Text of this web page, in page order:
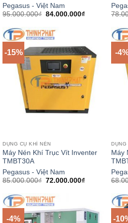
Pegasus - Việt Nam
95.000.000₫ Giá
95.000.000₫.
84.000.000₫Giá
84.000.000₫.
-15%
DỤNG CỤ KHÍ NÉN
Máy Nén Khí Trục Vít Inventer
TMBT30A
Pegasus - Việt Nam
85.000.000₫ Giá
85.000.000₫.
72.000.000₫Giá
72.000.000₫.
-
DỤNG
Máy
-4% -